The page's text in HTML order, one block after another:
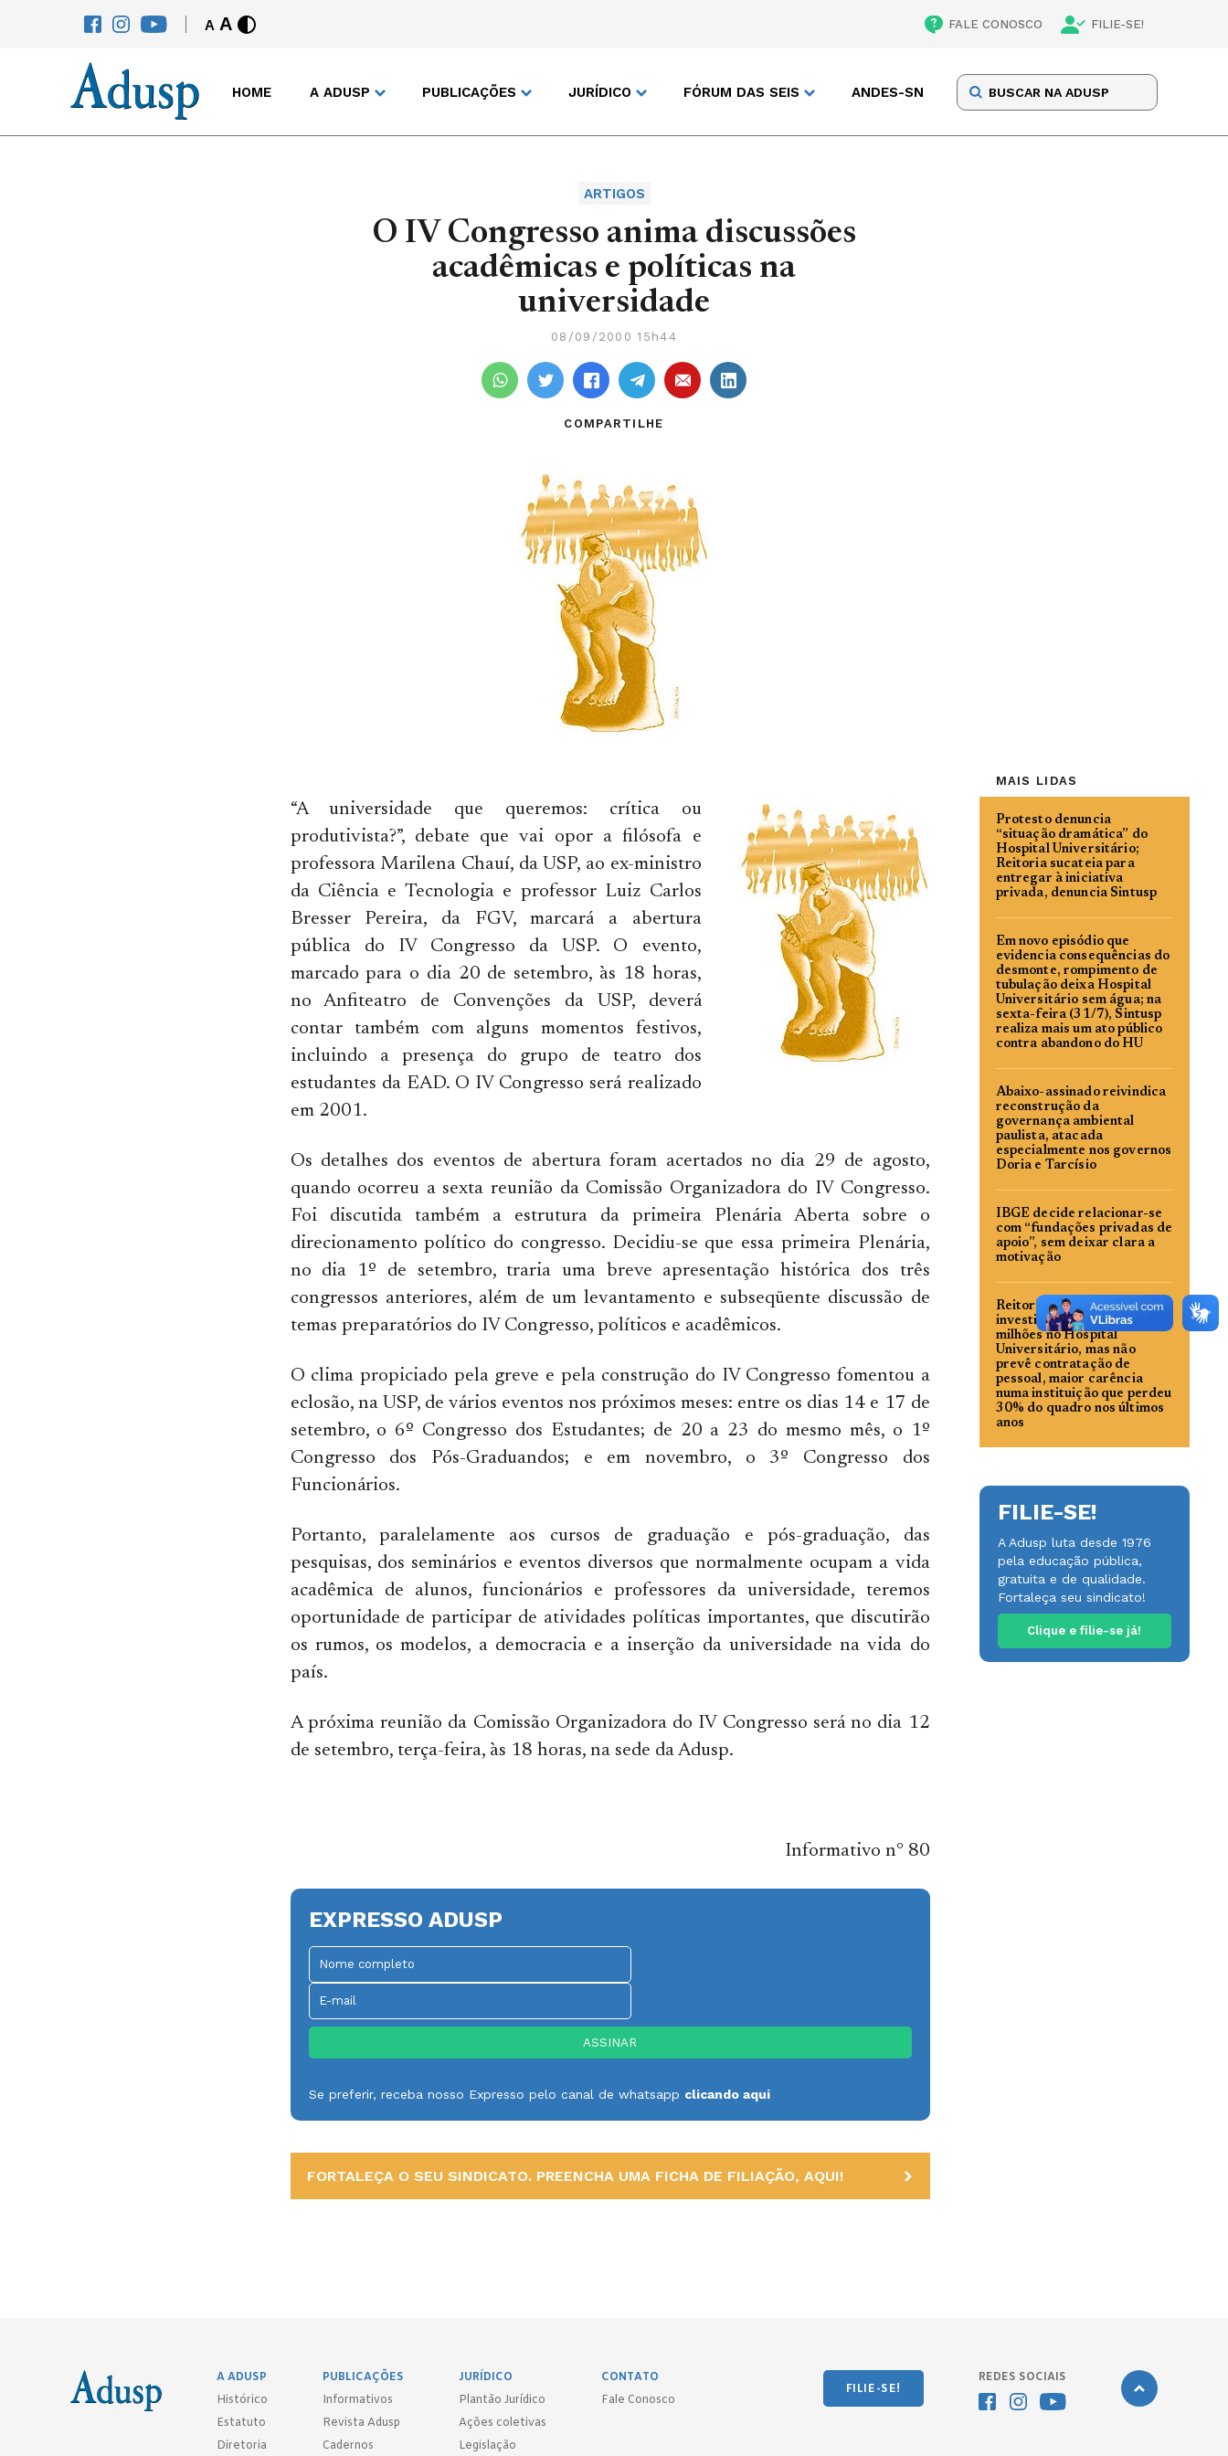
A A FALE CONOSCO FILIE-SE!
HOME A ADUSP PUBLICAÇÕES JURÍDICO FÓRUM DAS SEIS ANDES-SN
ARTIGOS
O IV Congresso anima discussões
acadêmicas e políticas na
universidade
08/09/2000 15h44
COMPARTILHE
“A universidade que queremos: crítica ou
produtivista?”, debate que vai opor a filósofa e
professora Marilena Chauí, da USP, ao ex-ministro
da Ciência e Tecnologia e professor Luiz Carlos
Bresser Pereira, da FGV, marcará a abertura
pública do IV Congresso da USP. O evento,
marcado para o dia 20 de setembro, às 18 horas,
no Anfiteatro de Convenções da USP, deverá
contar também com alguns momentos festivos,
incluindo a presença do grupo de teatro dos
estudantes da EAD. O IV Congresso será realizado
em 2001.
Os detalhes dos eventos de abertura foram acertados no dia 29 de agosto,
quando ocorreu a sexta reunião da Comissão Organizadora do IV Congresso.
Foi discutida também a estrutura da primeira Plenária Aberta sobre o
direcionamento político do congresso. Decidiu-se que essa primeira Plenária,
no dia 1º de setembro, traria uma breve apresentação histórica dos três
congressos anteriores, além de um levantamento e subseqüente discussão de
temas preparatórios do IV Congresso, políticos e acadêmicos.
O clima propiciado pela greve e pela construção do IV Congresso fomentou a
eclosão, na USP, de vários eventos nos próximos meses: entre os dias 14 e 17 de
setembro, o 6º Congresso dos Estudantes; de 20 a 23 do mesmo mês, o 1º
Congresso dos Pós-Graduandos; e em novembro, o 3º Congresso dos
Funcionários.
Portanto, paralelamente aos cursos de graduação e pós-graduação, das
pesquisas, dos seminários e eventos diversos que normalmente ocupam a vida
acadêmica de alunos, funcionários e professores da universidade, teremos
oportunidade de participar de atividades políticas importantes, que discutirão
os rumos, os modelos, a democracia e a inserção da universidade na vida do
país.
A próxima reunião da Comissão Organizadora do IV Congresso será no dia 12
de setembro, terça-feira, às 18 horas, na sede da Adusp.
Informativo n° 80
EXPRESSO ADUSP
Se preferir, receba nosso Expresso pelo canal de whatsapp clicando aqui
FORTALEÇA O SEU SINDICATO. PREENCHA UMA FICHA DE FILIAÇÃO, AQUI!
MAIS LIDAS
Protesto denuncia
“situação dramática” do
Hospital Universitário;
Reitoria sucateia para
entregar à iniciativa
privada, denuncia Sintusp
Em novo episódio que
evidencia consequências do
desmonte, rompimento de
tubulação deixa Hospital
Universitário sem água; na
sexta-feira (31/7), Sintusp
realiza mais um ato público
contra abandono do HU
Abaixo-assinado reivindica
reconstrução da
governança ambiental
paulista, atacada
especialmente nos governos
Doria e Tarcísio
IBGE decide relacionar-se
com “fundações privadas de
apoio”, sem deixar clara a
motivação
Reitoria da USP anuncia
investimentos de R$ 50
milhões no Hospital
Universitário, mas não
prevê contratação de
pessoal, maior carência
numa instituição que perdeu
30% do quadro nos últimos
anos
FILIE-SE!
A Adusp luta desde 1976
pela educação pública,
gratuita e de qualidade.
Fortaleça seu sindicato!
Clique e filie-se já!
A ADUSP
Histórico
Estatuto
Diretoria
PUBLICAÇÕES
Informativos
Revista Adusp
Cadernos
JURÍDICO
Plantão Jurídico
Ações coletivas
Legislação
CONTATO
Fale Conosco
FILIE-SE!
REDES SOCIAIS